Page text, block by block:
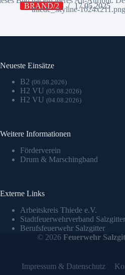
BRAND/2
17.05.2025
Neueste Einsätze
B2 (06.08.2026)
H2 VU (05.08.2026)
H2 VU (04.08.2026)
Weitere Informationen
Förderverein
Drum & Marschingband
Externe Links
Arbeitskreis Thiede e.V.
Stadtfeuerwehrverband Salzgitter
Berufsfeuerwehr Salzgitter
© 2026Feuerwehr
Impressum & Datenschutz